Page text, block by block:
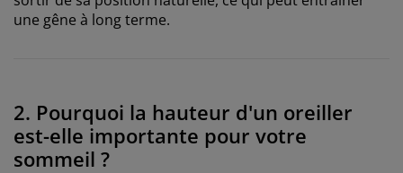
une gêne à long terme.
2. Pourquoi la hauteur d'un oreiller
est-elle importante pour votre
sommeil ?